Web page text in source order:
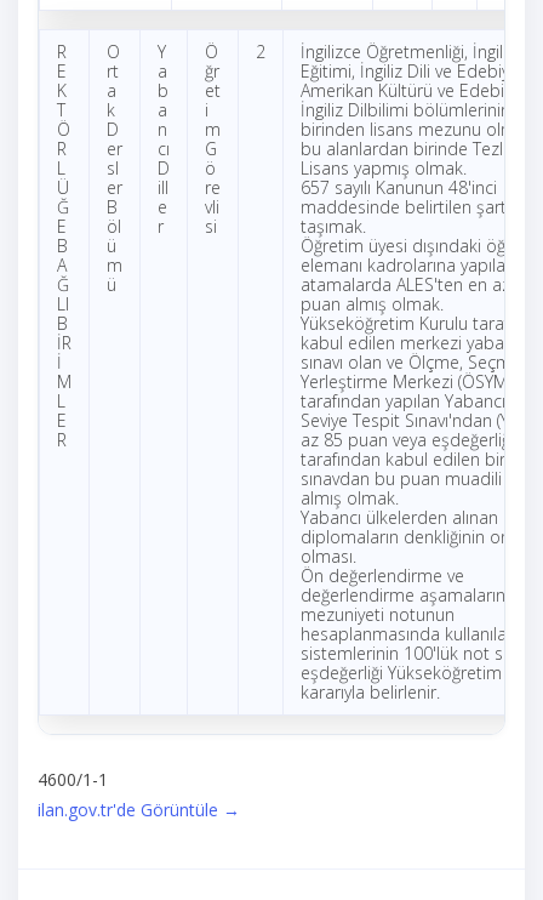
R
E
K
T
Ö
R
L
Ü
Ğ
E
B
A
Ğ
LI
B
İR
İ
M
L
E
R
O
rt
a
k
D
er
sl
er
B
öl
ü
m
ü
Y
a
b
a
n
cı
D
ill
e
r
Ö
ğr
et
i
m
G
ö
re
vli
si
2
İngilizce Öğretmenliği, İngiliz Dili
Eğitimi, İngiliz Dili ve Edebiyatı,
Amerikan Kültürü ve Edebiyatı,
İngiliz Dilbilimi bölümlerinin
birinden lisans mezunu olmak
bu alanlardan birinde Tezli
Lisans yapmış olmak.
657 sayılı Kanunun 48'inci
maddesinde belirtilen şartları
taşımak.
Öğretim üyesi dışındaki
elemanı kadrolarına yapılacak
atamalarda ALES'ten en az
puan almış olmak.
Yükseköğretim Kurulu
kabul edilen merkezi yabancı
sınavı olan ve Ölçme, Seçme ve
Yerleştirme Merkezi (ÖSYM)
tarafından yapılan Yabancı Dil
Seviye Tespit Sınavı'ndan (YDS)
az 85 puan veya eşdeğerliği
tarafından kabul edilen bir
sınavdan bu puan muadili bir
almış olmak.
Yabancı ülkelerden alınan
diplomaların denkliğinin
olması.
Ön değerlendirme ve
değerlendirme aşamalarında
mezuniyeti notunun
hesaplanmasında kullanılacak
sistemlerinin 100'lük not
eşdeğerliği Yükseköğretim
kararıyla belirlenir.
4600/1-1
ilan.gov.tr'de Görüntüle →